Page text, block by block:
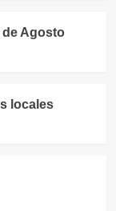
de Agosto
locales